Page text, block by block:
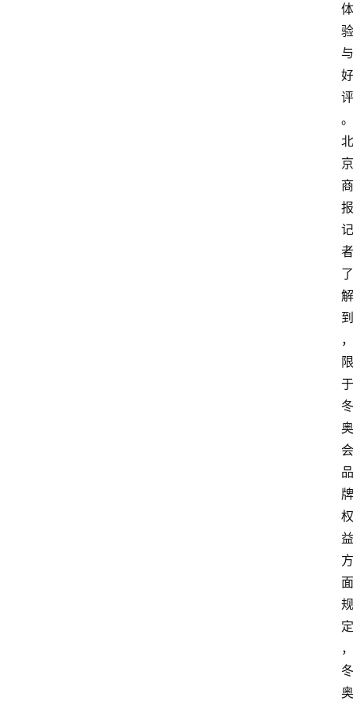
体
验
与
好
评
。
北
京
商
报
记
者
了
解
到
，
限
于
冬
奥
会
品
牌
权
益
方
面
规
定
，
冬
奥